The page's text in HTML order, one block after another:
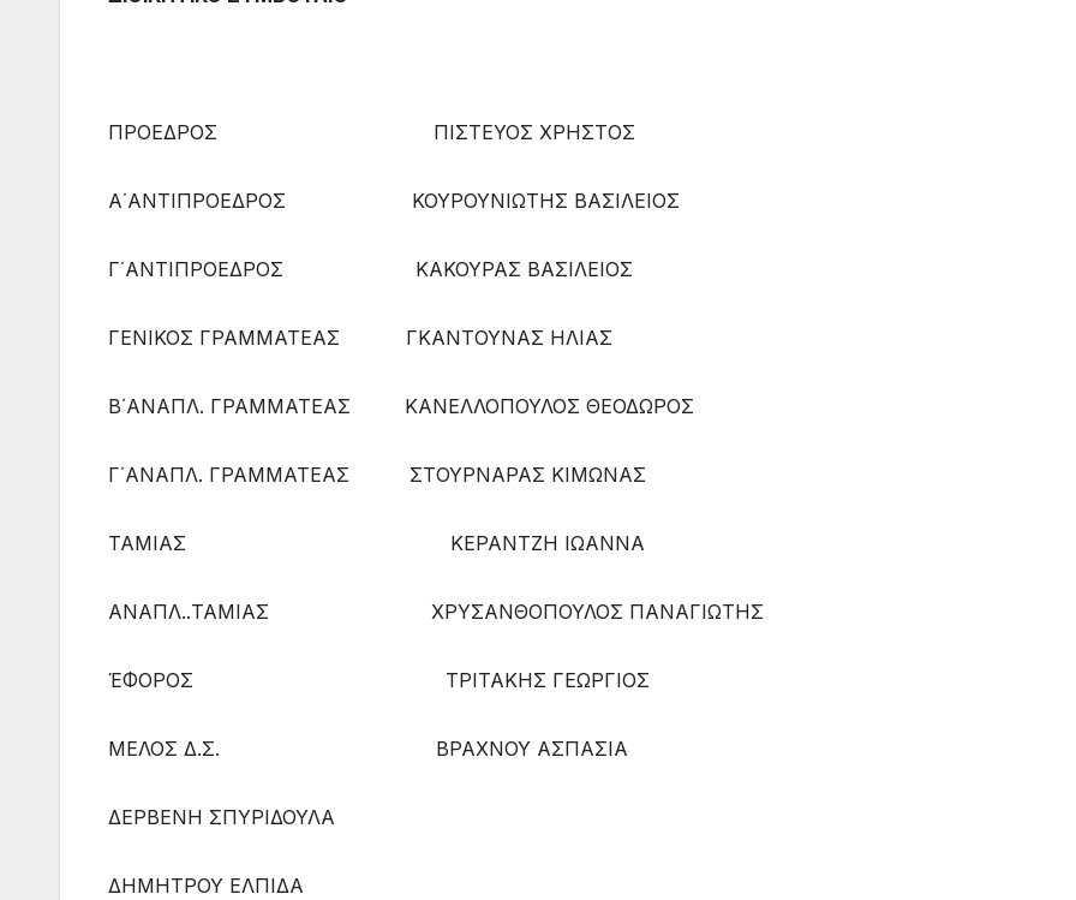
ΠΡΟΕΔΡΟΣ ΠΙΣΤΕΥΟΣ ΧΡΗΣΤΟΣ
Α΄ΑΝΤΙΠΡΟΕΔΡΟΣ ΚΟΥΡΟΥΝΙΩΤΗΣ ΒΑΣΙΛΕΙΟΣ
Γ΄ΑΝΤΙΠΡΟΕΔΡΟΣ ΚΑΚΟΥΡΑΣ ΒΑΣΙΛΕΙΟΣ
ΓΕΝΙΚΟΣ ΓΡΑΜΜΑΤΕΑΣ ΓΚΑΝΤΟΥΝΑΣ ΗΛΙΑΣ
Β΄ΑΝΑΠΛ. ΓΡΑΜΜΑΤΕΑΣ ΚΑΝΕΛΛΟΠΟΥΛΟΣ ΘΕΟΔΩΡΟΣ
Γ΄ΑΝΑΠΛ. ΓΡΑΜΜΑΤΕΑΣ ΣΤΟΥΡΝΑΡΑΣ ΚΙΜΩΝΑΣ
ΤΑΜΙΑΣ ΚΕΡΑΝΤΖΗ ΙΩΑΝΝΑ
ΑΝΑΠΛ..ΤΑΜΙΑΣ ΧΡΥΣΑΝΘΟΠΟΥΛΟΣ ΠΑΝΑΓΙΩΤΗΣ
ΈΦΟΡΟΣ ΤΡΙΤΑΚΗΣ ΓΕΩΡΓΙΟΣ
ΜΕΛΟΣ Δ.Σ. ΒΡΑΧΝΟΥ ΑΣΠΑΣΙΑ
ΔΕΡΒΕΝΗ ΣΠΥΡΙΔΟΥΛΑ
ΔΗΜΗΤΡΟΥ ΕΛΠΙΔΑ